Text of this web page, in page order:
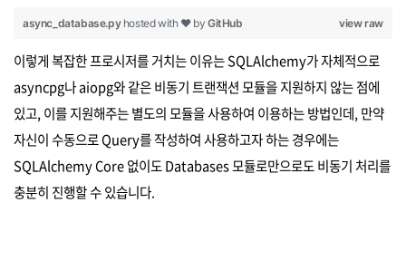
view raw
async_database.py hosted with ❤ byGitHub
이렇게 복잡한 프로시저를 거치는 이유는 SQLAlchemy가 자체적으로
asyncpg나 aiopg와 같은 비동기 트랜잭션 모듈을 지원하지 않는 점에
있고, 이를 지원해주는 별도의 모듈을 사용하여 이용하는 방법인데, 만약
자신이 수동으로 Query를 작성하여 사용하고자 하는 경우에는
SQLAlchemy Core 없이도 Databases 모듈로만으로도 비동기 처리를
충분히 진행할 수 있습니다.